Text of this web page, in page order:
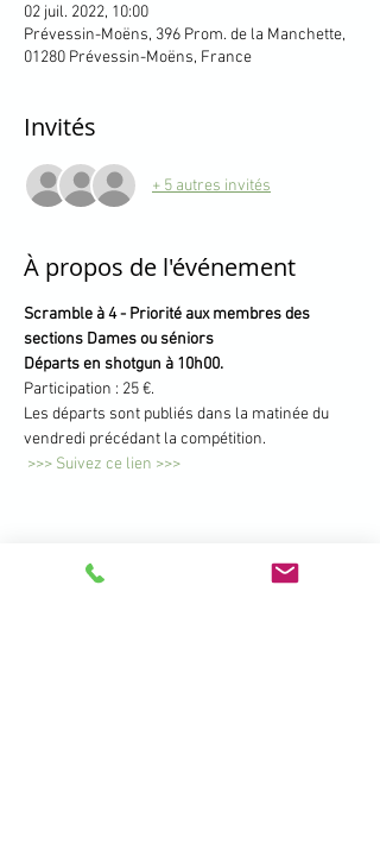
02 juil. 2022, 10:00
Prévessin-Moëns, 396 Prom. de la Manchette,
01280 Prévessin-Moëns, France
Invités
+ 5 autres invités
À propos de l'événement
Scramble à 4 - Priorité aux membres des
sections Dames ou séniors
Départs en shotgun à 10h00.
Participation : 25 €.
Les départs sont publiés dans la matinée du
vendredi précédant la compétition.
>>> Suivez ce lien >>>